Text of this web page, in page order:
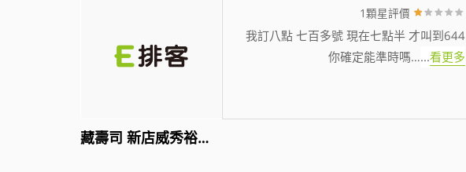
1顆星評價
我訂八點 七百多號 現在七點半 才叫到644
你確定能準時嗎…...看更多
藏壽司 新店威秀裕隆店